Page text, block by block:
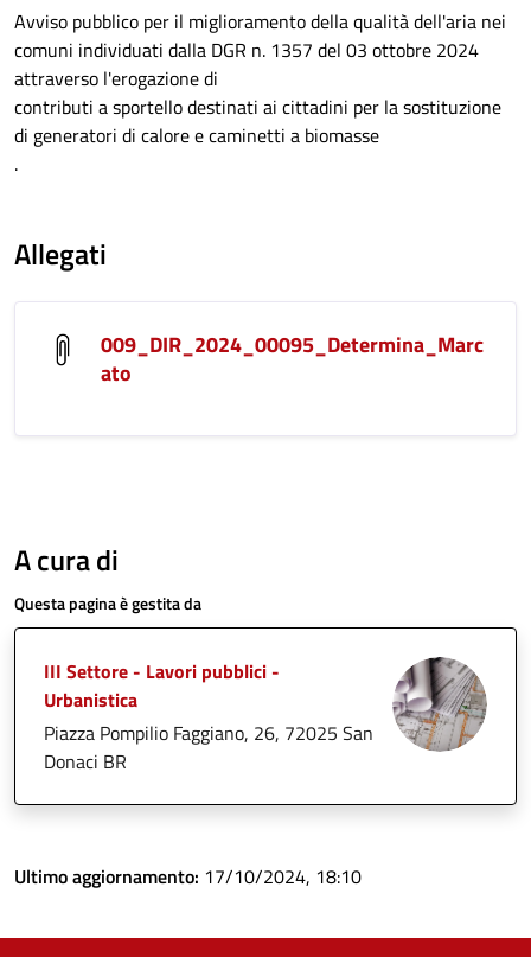
Avviso pubblico per il miglioramento della qualità dell'aria nei
comuni individuati dalla DGR n. 1357 del 03 ottobre 2024
attraverso l'erogazione di
contributi a sportello destinati ai cittadini per la sostituzione
di generatori di calore e caminetti a biomasse
.
Allegati
009_DIR_2024_00095_Determina_Marc
ato
A cura di
Questa pagina è gestita da
III Settore - Lavori pubblici -
Urbanistica
Piazza Pompilio Faggiano, 26, 72025 San
Donaci BR
Ultimo aggiornamento: 17/10/2024, 18:10